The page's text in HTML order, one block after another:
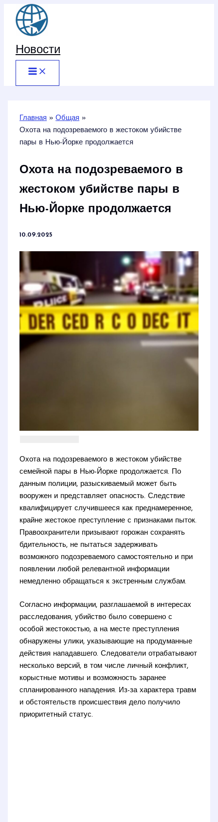
Перейти
содержимому
Новости
Главная
Общая
Охота на подозреваемого в жестоком убийстве
пары в Нью-Йорке продолжается
Охота на подозреваемого в
жестоком убийстве пары в
Нью-Йорке продолжается
10.09.2025
Охота на подозреваемого в жестоком убийстве
семейной пары в Нью-Йорке продолжается. По
данным полиции, разыскиваемый может быть
вооружен и представляет опасность. Следствие
квалифицирует случившееся как преднамеренное,
крайне жестокое преступление с признаками пыток.
Правоохранители призывают горожан сохранять
бдительность, не пытаться задерживать
возможного подозреваемого самостоятельно и при
появлении любой релевантной информации
немедленно обращаться к экстренным службам.
Согласно информации, разглашаемой в интересах
расследования, убийство было совершено с
особой жестокостью, а на месте преступления
обнаружены улики, указывающие на продуманные
действия нападавшего. Следователи отрабатывают
несколько версий, в том числе личный конфликт,
корыстные мотивы и возможность заранее
спланированного нападения. Из-за характера травм
и обстоятельств происшествия дело получило
приоритетный статус.